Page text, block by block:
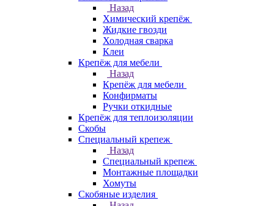
Назад
Химический крепёж
Жидкие гвозди
Холодная сварка
Клеи
Крепёж для мебели
Назад
Крепёж для мебели
Конфирматы
Ручки откидные
Крепёж для теплоизоляции
Скобы
Специальный крепеж
Назад
Специальный крепеж
Монтажные площадки
Хомуты
Скобяные изделия